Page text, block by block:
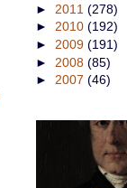
► 2011 (278)
► 2010 (192)
► 2009 (191)
► 2008 (85)
► 2007 (46)